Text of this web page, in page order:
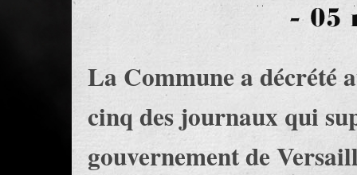
La Commune a décrété
cinq des journaux qui
gouvernement de